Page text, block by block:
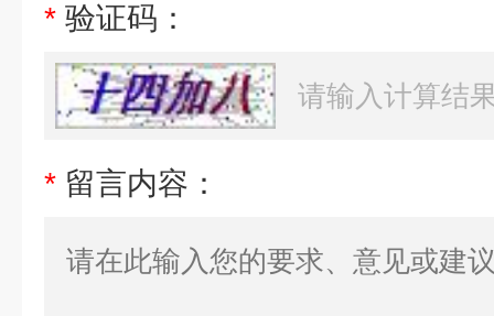
* 验证码：
* 留言内容：